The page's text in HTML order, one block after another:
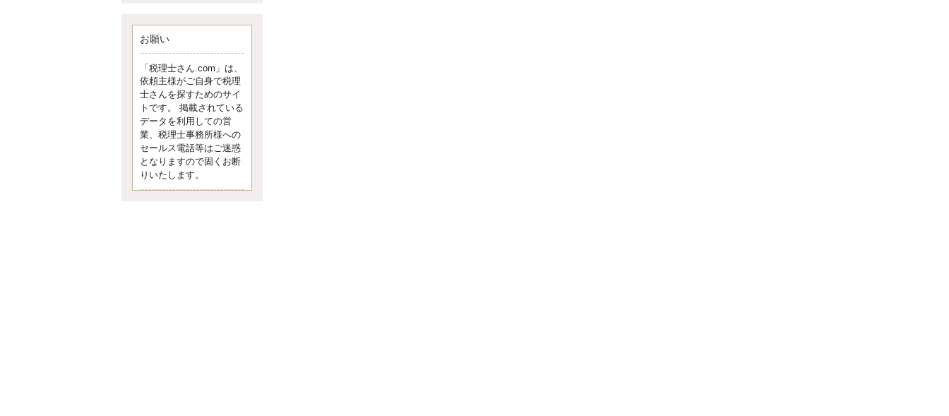
イクメン税理士による税金ブ
ログです。
なくて七クセ 目は口ほどにモノを言
う 色んなことわざがありますが、無
意識に出ている身体のサイン。 心理
学では、ちゃんと意味があるようで
す。 疑問に思ったら考える 先日知り
合った方、初対面では何
更新:2017年5月1日(京都市下京区)
---------------------
内田敦税理士事務所
イクメン税理士による税金ブ
ログです。
お願い
「税理士さん.com」は、
依頼主様がご自身で税理
士さんを探すためのサイ
トです。 掲載されている
データを利用しての営
業、税理士事務所様への
セールス電話等はご迷惑
となりますので固くお断
りいたします。